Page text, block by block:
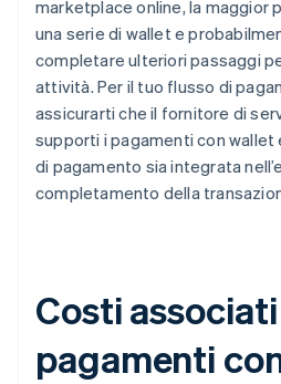
marketplace online, la maggior
una serie di wallet e
completare ulteriori passaggi
attività. Per il tuo flusso di
assicurarti che il fornitore di
supporti i pagamenti con
di pagamento sia integrata
completamento della
Costi
pagamenti